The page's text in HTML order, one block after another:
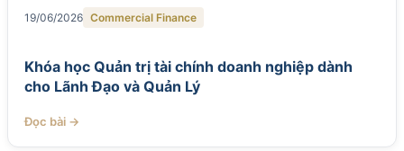
19/06/2026 Commercial Finance
Khóa học Quản trị tài chính doanh nghiệp dành
cho Lãnh Đạo và Quản Lý
Đọc bài →